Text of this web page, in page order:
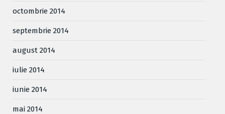
octombrie 2014
septembrie 2014
august 2014
iulie 2014
iunie 2014
mai 2014